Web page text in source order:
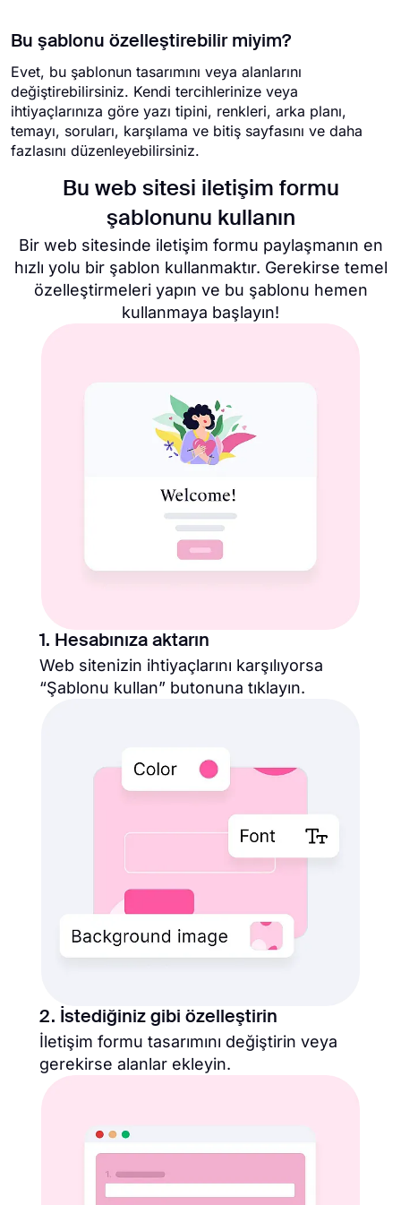
Bu şablonu özelleştirebilir miyim?
Evet, bu şablonun tasarımını veya alanlarını
değiştirebilirsiniz. Kendi tercihlerinize veya
ihtiyaçlarınıza göre yazı tipini, renkleri, arka planı,
temayı, soruları, karşılama ve bitiş sayfasını ve daha
fazlasını düzenleyebilirsiniz.
Bu web sitesi iletişim formu
şablonunu kullanın
Bir web sitesinde iletişim formu paylaşmanın en
hızlı yolu bir şablon kullanmaktır. Gerekirse temel
özelleştirmeleri yapın ve bu şablonu hemen
kullanmaya başlayın!
1. Hesabınıza aktarın
Web sitenizin ihtiyaçlarını karşılıyorsa
“Şablonu kullan” butonuna tıklayın.
2. İstediğiniz gibi özelleştirin
İletişim formu tasarımını değiştirin veya
gerekirse alanlar ekleyin.